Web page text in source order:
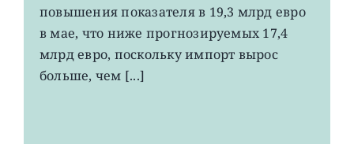
4-
летнего
повышения показателя в 19,3 млрд евро
в мае, что ниже прогнозируемых 17,4
млрд евро, поскольку импорт вырос
больше, чем [...]